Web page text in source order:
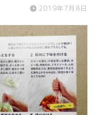
2019年7月8日